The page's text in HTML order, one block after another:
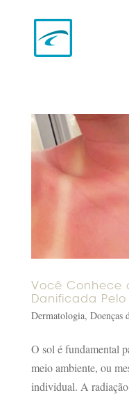
Você Conhece
Danificada Pelo
Dermatologia, Doenças
O sol é fundamental
meio ambiente, ou
individual. A radiação